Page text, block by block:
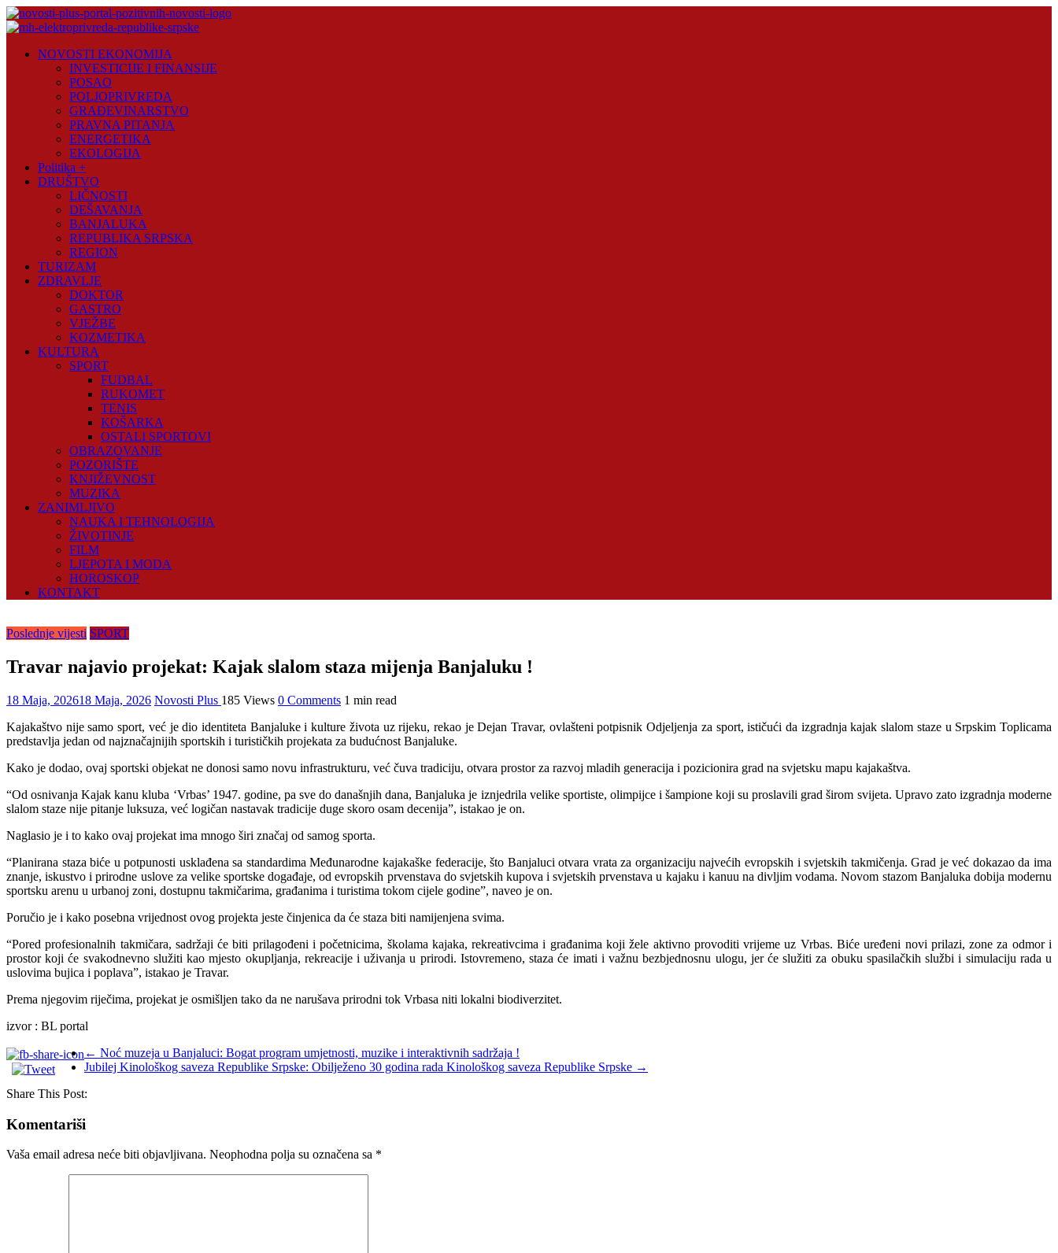
Skip
to
Plus
NOVOSTI EKONOMIJA
INVESTICIJE I FINANSIJE
POSAO
POLJOPRIVREDA
GRAĐEVINARSTVO
PRAVNA PITANJA
ENERGETIKA
EKOLOGIJA
Politika +
DRUŠTVO
LIČNOSTI
DEŠAVANJA
BANJALUKA
REPUBLIKA SRPSKA
REGION
TURIZAM
ZDRAVLJE
DOKTOR
GASTRO
VJEŽBE
KOZMETIKA
KULTURA
SPORT
FUDBAL
RUKOMET
TENIS
KOŠARKA
OSTALI SPORTOVI
OBRAZOVANJE
POZORIŠTE
KNJIŽEVNOST
MUZIKA
ZANIMLJIVO
NAUKA I TEHNOLOGIJA
ŽIVOTINJE
FILM
LJEPOTA I MODA
HOROSKOP
KONTAKT
Poslednje vijesti SPORT
Travar najavio projekat: Kajak slalom staza mijenja Banjaluku !
18 Maja, 202618 Maja, 2026 Novosti Plus 185 Views 0 Comments 1 min read
Kajakaštvo nije samo sport, već je dio identiteta Banjaluke i kulture života uz rijeku, rekao je Dejan Travar, ovlašteni potpisnik Odjeljenja za sport, ističući da izgradnja kajak slalom staze u Srpskim Toplicama
predstavlja jedan od najznačajnijih sportskih i turističkih projekata za budućnost Banjaluke.
Kako je dodao, ovaj sportski objekat ne donosi samo novu infrastrukturu, već čuva tradiciju, otvara prostor za razvoj mladih generacija i pozicionira grad na svjetsku mapu kajakaštva.
“Od osnivanja Kajak kanu kluba ‘Vrbas’ 1947. godine, pa sve do današnjih dana, Banjaluka je iznjedrila velike sportiste, olimpijce i šampione koji su proslavili grad širom svijeta. Upravo zato izgradnja moderne
slalom staze nije pitanje luksuza, već logičan nastavak tradicije duge skoro osam decenija”, istakao je on.
Naglasio je i to kako ovaj projekat ima mnogo širi značaj od samog sporta.
“Planirana staza biće u potpunosti usklađena sa standardima Međunarodne kajakaške federacije, što Banjaluci otvara vrata za organizaciju najvećih evropskih i svjetskih takmičenja. Grad je već dokazao da ima
znanje, iskustvo i prirodne uslove za velike sportske događaje, od evropskih prvenstava do svjetskih kupova i svjetskih prvenstava u kajaku i kanuu na divljim vodama. Novom stazom Banjaluka dobija modernu
sportsku arenu u urbanoj zoni, dostupnu takmičarima, građanima i turistima tokom cijele godine”, naveo je on.
Poručio je i kako posebna vrijednost ovog projekta jeste činjenica da će staza biti namijenjena svima.
“Pored profesionalnih takmičara, sadržaji će biti prilagođeni i početnicima, školama kajaka, rekreativcima i građanima koji žele aktivno provoditi vrijeme uz Vrbas. Biće uređeni novi prilazi, zone za odmor i
prostor koji će svakodnevno služiti kao mjesto okupljanja, rekreacije i uživanja u prirodi. Istovremeno, staza će imati i važnu bezbjednosnu ulogu, jer će služiti za obuku spasilačkih službi i simulaciju rada u
uslovima bujica i poplava”, istakao je Travar.
Prema njegovim riječima, projekat je osmišljen tako da ne narušava prirodni tok Vrbasa niti lokalni biodiverzitet.
izvor : BL portal
← Noć muzeja u Banjaluci: Bogat program umjetnosti, muzike i interaktivnih sadržaja !
Jubilej Kinološkog saveza Republike Srpske: Obilježeno 30 godina rada Kinološkog saveza Republike Srpske →
Share This Post:
Komentariši
Vaša email adresa neće biti objavljivana. Neophodna polja su označena sa *